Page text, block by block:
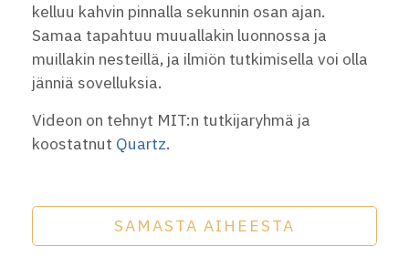
kelluu kahvin pinnalla sekunnin osan ajan.
Samaa tapahtuu muuallakin luonnossa ja
muillakin nesteillä, ja ilmiön tutkimisella voi olla
jänniä sovelluksia.
Videon on tehnyt MIT:n tutkijaryhmä ja
koostatnut Quartz.
SAMASTA AIHEESTA